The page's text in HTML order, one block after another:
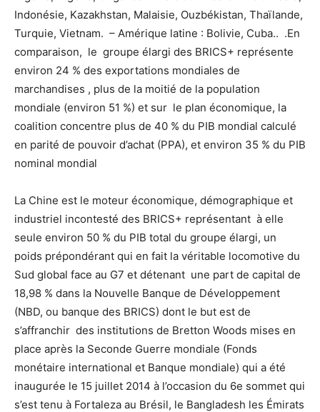
Indonésie, Kazakhstan, Malaisie, Ouzbékistan, Thaïlande,
Turquie, Vietnam. – Amérique latine : Bolivie, Cuba.. .En
comparaison, le groupe élargi des BRICS+ représente
environ 24 % des exportations mondiales de
marchandises , plus de la moitié de la population
mondiale (environ 51 %) et sur le plan économique, la
coalition concentre plus de 40 % du PIB mondial calculé
en parité de pouvoir d’achat (PPA), et environ 35 % du PIB
nominal mondial
La Chine est le moteur économique, démographique et
industriel incontesté des BRICS+ représentant à elle
seule environ 50 % du PIB total du groupe élargi, un
poids prépondérant qui en fait la véritable locomotive du
Sud global face au G7 et détenant une part de capital de
18,98 % dans la Nouvelle Banque de Développement
(NBD, ou banque des BRICS) dont le but est de
s’affranchir des institutions de Bretton Woods mises en
place après la Seconde Guerre mondiale (Fonds
monétaire international et Banque mondiale) qui a été
inaugurée le 15 juillet 2014 à l’occasion du 6e sommet qui
s’est tenu à Fortaleza au Brésil, le Bangladesh les Émirats